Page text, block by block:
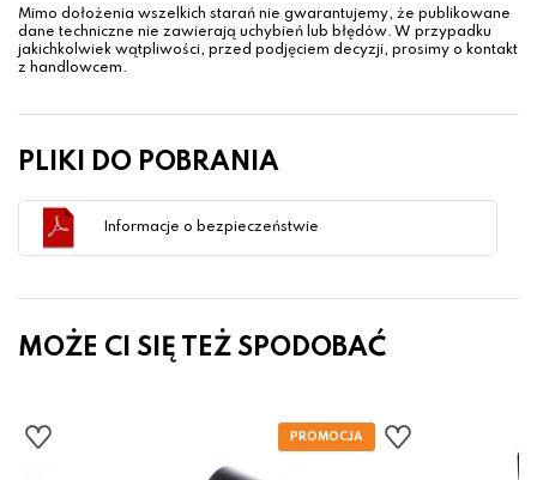
Mimo dołożenia wszelkich starań nie gwarantujemy, że publikowane
dane techniczne nie zawierają uchybień lub błędów. W przypadku
jakichkolwiek wątpliwości, przed podjęciem decyzji, prosimy o kontakt
z handlowcem.
PLIKI DO POBRANIA
Informacje o bezpieczeństwie
MOŻE CI SIĘ TEŻ SPODOBAĆ